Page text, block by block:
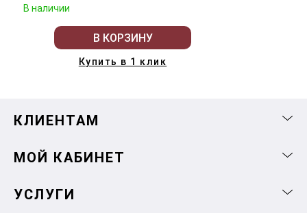
В наличии
В КОРЗИНУ
Купить в 1 клик
КЛИЕНТАМ
МОЙ КАБИНЕТ
УСЛУГИ